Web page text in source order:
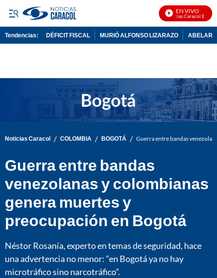
EN VIVO
Noticias Caracol En Vivo
Tendencias: DÉFICIT FISCAL MURIÓ ALFONSO LIZARAZO
Noticias Caracol / COLOMBIA / BOGOTÁ / Guerra entre bandas
Guerra entre bandas
venezolanas y colombianas
genera muertes y
preocupación en Bogotá
Néstor Rosanía, experto en temas de seguridad, hace
una advertencia no menor: “en Bogotá ya no hay
microtráfico sino narcotráfico”.